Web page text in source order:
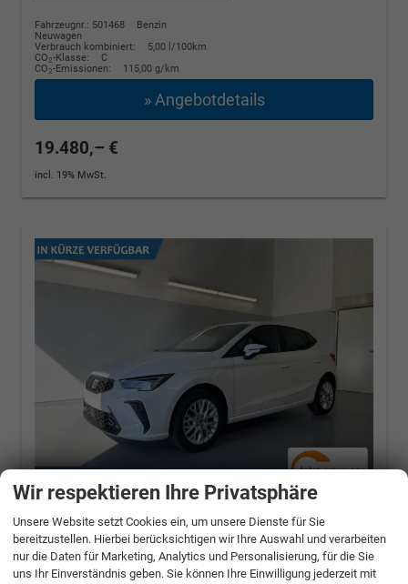
Fahrzeugnr.: 501468
Benzin
Neuwagen
Verbrauch kombiniert:
5,00 l/100km
CO2-Klasse:
C
CO2-Emissionen: 115,00 g/km
» Angebotdetails
19.480,– €
incl. 19% MwSt.
Seat Ibiza
Style 80PS Voll-
Connect
1.0 MPI 59kW / 80PS
Wir respektieren Ihre Privatsphäre
Unsere Website setzt Cookies ein, um unsere Dienste für Sie
bereitzustellen. Hierbei berücksichtigen wir Ihre Auswahl und verarbeiten
nur die Daten für Marketing, Analytics und Personalisierung, für die Sie
uns Ihr Einverständnis geben. Sie können Ihre Einwilligung jederzeit mit